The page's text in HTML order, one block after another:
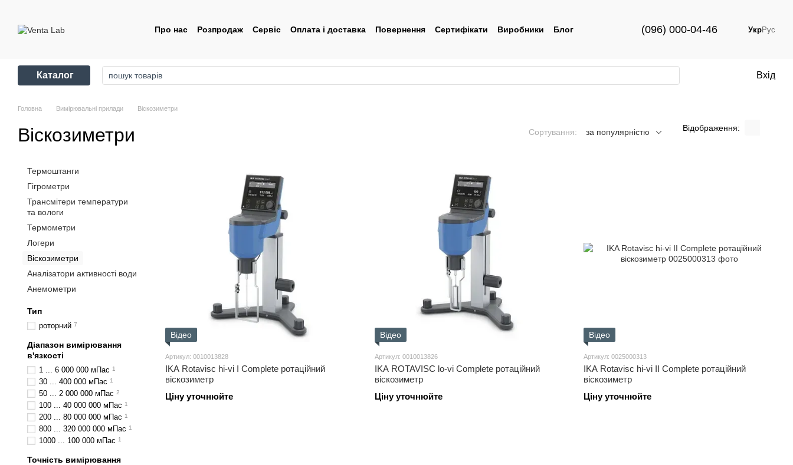
Про нас Розпродаж Сервіс Оплата і доставка Повернення Сертифікати Виробники
Блог
(096) 000-04-46 УкрРус
Каталог Вхід
Головна Вимірювальні прилади Віскозиметри
Віскозиметри Сортування: за популярністю Відображення:
Відео
Артикул: 0010013828
IKA Rotavisc hi-vi I Complete ротаційний
віскозиметр
Ціну уточнюйте
Відео
Артикул: 0010013826
IKA ROTAVISC lo-vi Complete ротаційний
віскозиметр
Ціну уточнюйте
Відео
Артикул: 0025000313
IKA Rotavisc hi-vi II Complete ротаційний
віскозиметр
Ціну уточнюйте
Термоштанги
Гігрометри
Трансмітери температури
та вологи
Термометри
Логери
Віскозиметри
Аналізатори активності води
Анемометри
Тип
роторний 7
Діапазон вимірювання
в'язкості
1 ... 6 000 000 мПас 1
30 ... 400 000 мПас 1
50 ... 2 000 000 мПас 2
100 ... 40 000 000 мПас 1
200 ... 80 000 000 мПас 1
800 ... 320 000 000 мПас 1
1000 ... 100 000 мПас 1
Точність вимірювання